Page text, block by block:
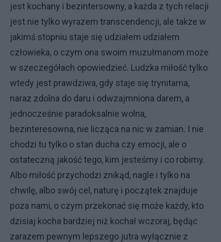
jest kochany i bezintersowny, a każda z tych relacji
jest nie tylko wyrazem transcendencji, ale także w
jakimś stopniu staje się udziałem udziałem
człowieka, o czym ona swoim muzułmanom może
w szeczegółach opowiedzieć. Ludzka miłość tylko
wtedy jest prawdziwa, gdy staje się trynitarna,
naraz zdolna do daru i odwzajmniona darem, a
jednocześnie paradoksalnie wolna,
bezinteresowna, nie licząca na nic w zamian. I nie
chodzi tu tylko o stan ducha czy emocji, ale o
ostateczną jakość tego, kim jesteśmy i co robimy.
Albo miłość przychodzi znikąd, nagle i tylko na
chwilę, albo swój cel, naturę i początek znajduje
poza nami, o czym przekonać się może każdy, kto
dzisiaj kocha bardziej niż kochał wczoraj, będąc
zarazem pewnym lepszego jutra wyłącznie z